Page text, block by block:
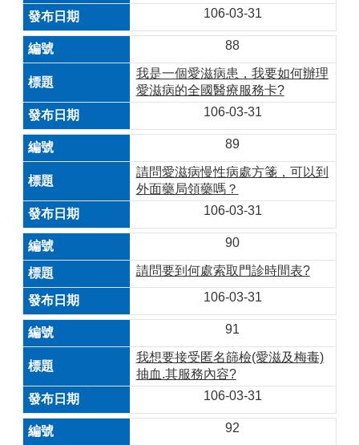
106-03-31
88
我是一個愛滋病患，我要如何辦理
愛滋病的全國醫療服務卡?
106-03-31
89
請問愛滋病慢性病處方箋，可以到
外面藥局領藥嗎？
106-03-31
90
請問要到何處索取門診時間表?
106-03-31
91
我想要接受匿名篩檢(愛滋及梅毒)
抽血.其服務內容?
106-03-31
92